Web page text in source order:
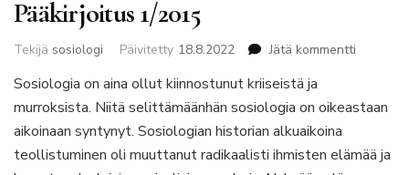
Pääkirjoitus 1/2015
Tekijä sosiologi Päivitetty 18.8.2022 Jätä kommentti
Sosiologia on aina ollut kiinnostunut kriiseistä ja
murroksista. Niitä selittämäänhän sosiologia on oikeastaan
aikoinaan syntynyt. Sosiologian historian alkuaikoina
teollistuminen oli muuttanut radikaalisti ihmisten elämää ja